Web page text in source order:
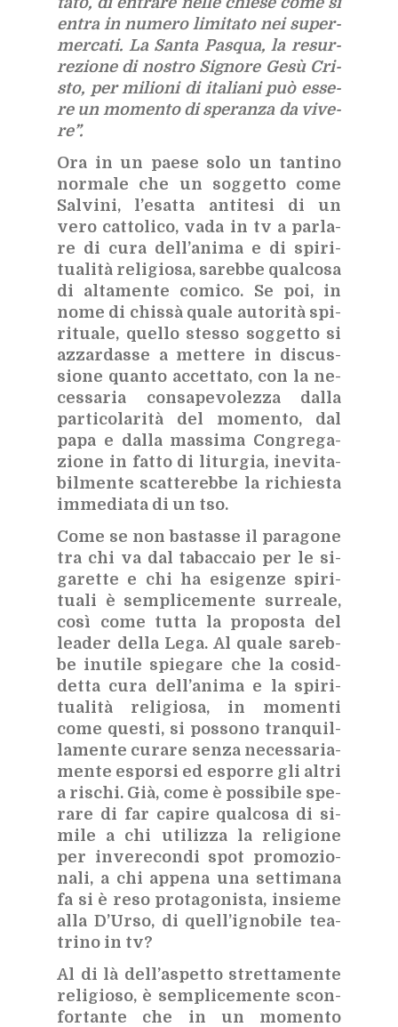
en­tra in nu­me­ro li­mi­ta­to nei su­per­
mer­ca­ti. La San­ta Pa­squa, la re­sur­
re­zio­ne di no­stro Si­gno­re Gesù Cri­
sto, per mi­lio­ni di ita­lia­ni può es­se­
re un mo­men­to di spe­ran­za da vi­ve­
re”.
Ora in un pae­se solo un tan­ti­no
nor­ma­le che un sog­get­to come
Sal­vi­ni, l’e­sat­ta an­ti­te­si di un
vero cat­to­li­co, vada in tv a par­la­
re di cura del­l’a­ni­ma e di spi­ri­
tua­li­tà re­li­gio­sa, sa­reb­be qual­co­sa
di al­ta­men­te co­mi­co. Se poi, in
nome di chis­sà qua­le au­to­ri­tà spi­
ri­tua­le, quel­lo stes­so sog­get­to si
az­zar­das­se a met­te­re in di­scus­
sio­ne quan­to ac­cet­ta­to, con la ne­
ces­sa­ria con­sa­pe­vo­lez­za dal­la
par­ti­co­la­ri­tà del mo­men­to, dal
papa e dal­la mas­si­ma Con­gre­ga­
zio­ne in fat­to di li­tur­gia, ine­vi­ta­
bil­men­te scat­te­reb­be la ri­chie­sta
im­me­dia­ta di un tso.
Come se non ba­stas­se il pa­ra­go­ne
tra chi va dal ta­bac­ca­io per le si­
ga­ret­te e chi ha esi­gen­ze spi­ri­
tua­li è sem­pli­ce­men­te sur­rea­le,
così come tut­ta la pro­po­sta del
lea­der del­la Lega. Al qua­le sa­reb­
be inu­ti­le spie­ga­re che la co­sid­
det­ta cura del­l’a­ni­ma e la spi­ri­
tua­li­tà re­li­gio­sa, in mo­men­ti
come que­sti, si pos­so­no tran­quil­
la­men­te cu­ra­re sen­za ne­ces­sa­ria­
men­te espor­si ed espor­re gli al­tri
a ri­schi. Già, come è pos­si­bi­le spe­
ra­re di far ca­pi­re qual­co­sa di si­
mi­le a chi uti­liz­za la re­li­gio­ne
per in­ve­re­con­di spot pro­mo­zio­
na­li, a chi ap­pe­na una set­ti­ma­na
fa si è reso pro­ta­go­ni­sta, in­sie­me
alla D’Ur­so, di quel­l’i­gno­bi­le tea­
tri­no in tv?
Al di là del­l’a­spet­to stret­ta­men­te
re­li­gio­so, è sem­pli­ce­men­te scon­
for­tan­te che in un mo­men­to